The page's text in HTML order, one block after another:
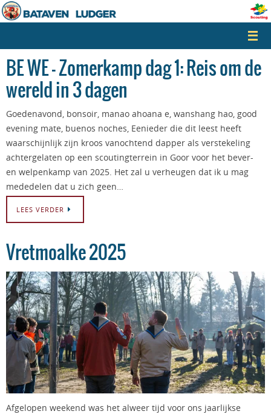
Naar
de
springen
BE WE – Zomerkamp dag 1: Reis om de
wereld in 3 dagen
Goedenavond, bonsoir, manao ahoana e, wanshang hao, good
evening mate, buenos noches, Eenieder die dit leest heeft
waarschijnlijk zijn kroos vanochtend dapper als verstekeling
achtergelaten op een scoutingterrein in Goor voor het bever-
en welpenkamp van 2025. Het zal u verheugen dat ik u mag
mededelen dat u zich geen…
LEES VERDER
Vretmoalke 2025
Afgelopen weekend was het alweer tijd voor ons jaarlijkse